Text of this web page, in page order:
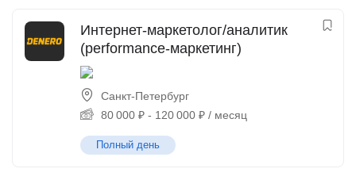
Интернет-маркетолог/аналитик
(performance-маркетинг)
Санкт-Петербург
80 000 ₽ - 120 000 ₽ / месяц
Полный день